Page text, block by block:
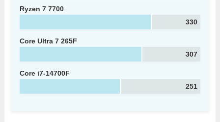
Ryzen 7 7700
330
Core Ultra 7 265F
307
Core i7-14700F
251